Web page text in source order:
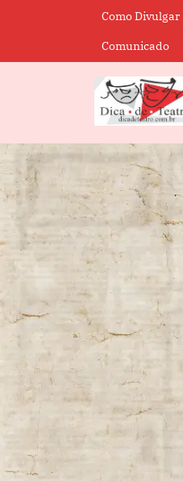
Como Divulgar
Comunicado